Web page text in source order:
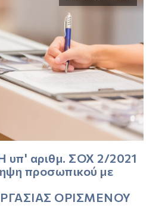
αριθμ. ΣΟΧ 2/2021
προσωπικού με
ΟΡΙΣΜΕΝΟΥ